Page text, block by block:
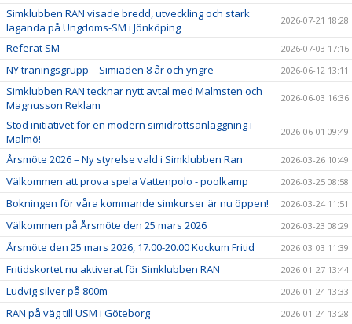
Simklubben RAN visade bredd, utveckling och stark
laganda på Ungdoms-SM i Jönköping
2026-07-21 18:28
Referat SM 2026-07-03 17:16
NY träningsgrupp – Simiaden 8 år och yngre 2026-06-12 13:11
Simklubben RAN tecknar nytt avtal med Malmsten och
Magnusson Reklam
2026-06-03 16:36
Stöd initiativet för en modern simidrottsanläggning i
Malmö!
2026-06-01 09:49
Årsmöte 2026 – Ny styrelse vald i Simklubben Ran 2026-03-26 10:49
Välkommen att prova spela Vattenpolo - poolkamp 2026-03-25 08:58
Bokningen för våra kommande simkurser är nu öppen! 2026-03-24 11:51
Välkommen på Årsmöte den 25 mars 2026 2026-03-23 08:29
Årsmöte den 25 mars 2026, 17.00-20.00 Kockum Fritid 2026-03-03 11:39
Fritidskortet nu aktiverat för Simklubben RAN 2026-01-27 13:44
Ludvig silver på 800m 2026-01-24 13:33
RAN på väg till USM i Göteborg 2026-01-24 13:28